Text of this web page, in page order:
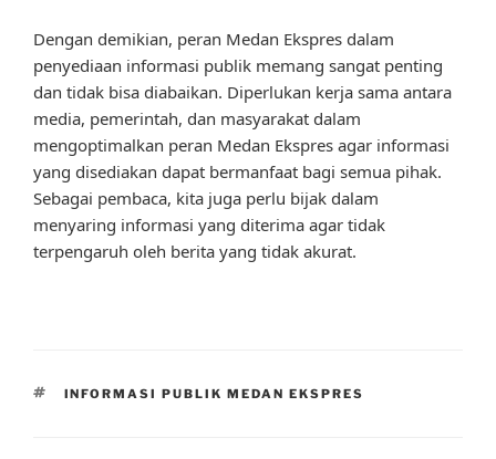
Dengan demikian, peran Medan Ekspres dalam
penyediaan informasi publik memang sangat penting
dan tidak bisa diabaikan. Diperlukan kerja sama antara
media, pemerintah, dan masyarakat dalam
mengoptimalkan peran Medan Ekspres agar informasi
yang disediakan dapat bermanfaat bagi semua pihak.
Sebagai pembaca, kita juga perlu bijak dalam
menyaring informasi yang diterima agar tidak
terpengaruh oleh berita yang tidak akurat.
TAGS
INFORMASI PUBLIK MEDAN EKSPRES